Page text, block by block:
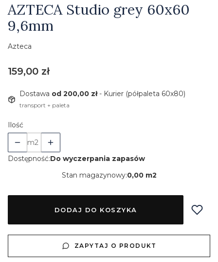
AZTECA Studio grey 60x60
9,6mm
Azteca
Cena
159,00 zł
Dostawa od 200,00 zł- Kurier (półpaleta 60x80)
transport + paleta
Ilość
m2
Dostępność:Do wyczerpania zapasów
Stan magazynowy:0,00 m2
DODAJ DO KOSZYKA
ZAPYTAJ O PRODUKT